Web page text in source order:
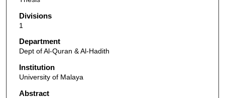
Divisions
1
Department
Dept of Al-Quran & Al-Hadith
Institution
University of Malaya
Abstract